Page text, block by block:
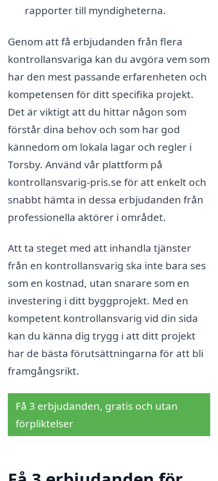
rapporter till myndigheterna.
Genom att få erbjudanden från flera
kontrollansvariga kan du avgöra vem som
har den mest passande erfarenheten och
kompetensen för ditt specifika projekt.
Det är viktigt att du hittar någon som
förstår dina behov och som har god
kännedom om lokala lagar och regler i
Torsby. Använd vår plattform på
kontrollansvarig-pris.se för att enkelt och
snabbt hämta in dessa erbjudanden från
professionella aktörer i området.
Att ta steget med att inhandla tjänster
från en kontrollansvarig ska inte bara ses
som en kostnad, utan snarare som en
investering i ditt byggprojekt. Med en
kompetent kontrollansvarig vid din sida
kan du känna dig trygg i att ditt projekt
har de bästa förutsättningarna för att bli
framgångsrikt.
Få 3 erbjudanden, gratis och utan
förpliktelser